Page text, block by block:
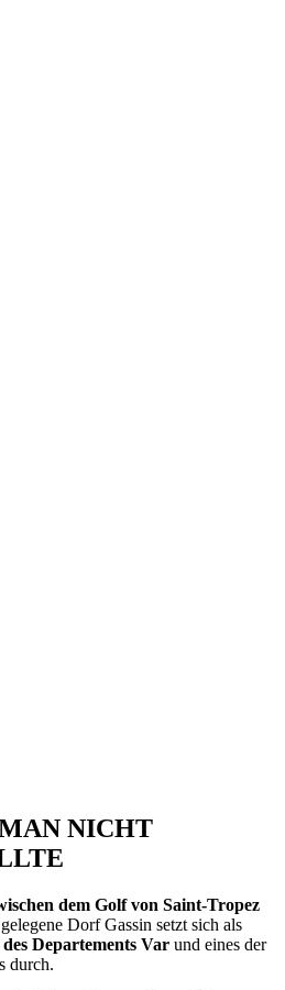
NICHT
dem Golf von Saint-Tropez
gelegene Dorf Gassin setzt sich als
Departements Var und eines der
durch.